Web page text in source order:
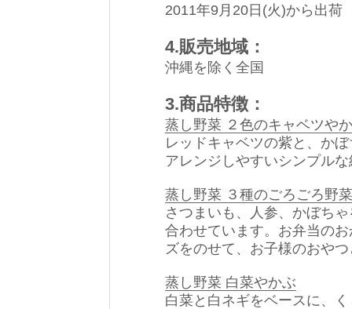
2011年9月20日(火)から出荷
4.販売地域：
沖縄を除く全国
3.商品特徴：
蒸し野菜 ２色のキャベツや
レッドキャベツの紫と、か
アレンジしやすいシンプル
蒸し野菜 ３種のごろごろ野菜
さつまいも、人参、かぼち
合わせています。お弁当の
ズをのせて、お子様のおや
蒸し野菜 白菜やかぶ
白菜と白ネギをベースに、